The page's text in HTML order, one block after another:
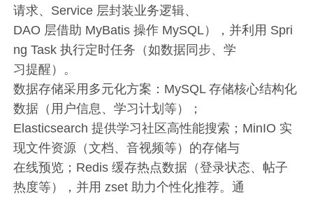
请求、Service 层封装业务逻辑、
DAO 层借助 MyBatis 操作 MySQL），并利用 Spri
ng Task 执行定时任务（如数据同步、学
习提醒）。
数据存储采用多元化方案：MySQL 存储核心结构化
数据（用户信息、学习计划等）；
Elasticsearch 提供学习社区高性能搜索；MinIO 实
现文件资源（文档、音视频等）的存储与
在线预览；Redis 缓存热点数据（登录状态、帖子
热度等），并用 zset 助力个性化推荐。通